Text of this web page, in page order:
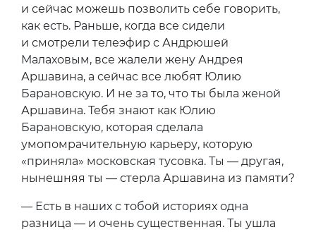
и сейчас можешь позволить себе говорить,
как есть. Раньше, когда все сидели
и смотрели телеэфир с Андрюшей
Малаховым, все жалели жену Андрея
Аршавина, а сейчас все любят Юлию
Барановскую. И не за то, что ты была женой
Аршавина. Тебя знают как Юлию
Барановскую, которая сделала
умопомрачительную карьеру, которую
«приняла» московская тусовка. Ты — другая,
нынешняя ты — стерла Аршавина из памяти?
— Есть в наших с тобой историях одна
разница — и очень существенная. Ты ушла